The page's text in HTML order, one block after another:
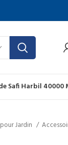
Safi Harbil 40000
Jardin